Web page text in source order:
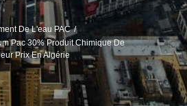
De L'eau PAC
Pac 30% Produit Chimique De
Prix En Algérie